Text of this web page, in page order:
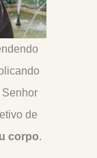
Senhor
de
corpo.